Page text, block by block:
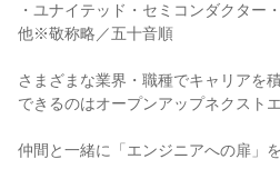
・ユナイテッド・セミコンダクター
他※敬称略／五十音順
さまざまな業界・職種でキャリアを
できるのはオープンアップネクスト
仲間と一緒に「エンジニアへの扉」